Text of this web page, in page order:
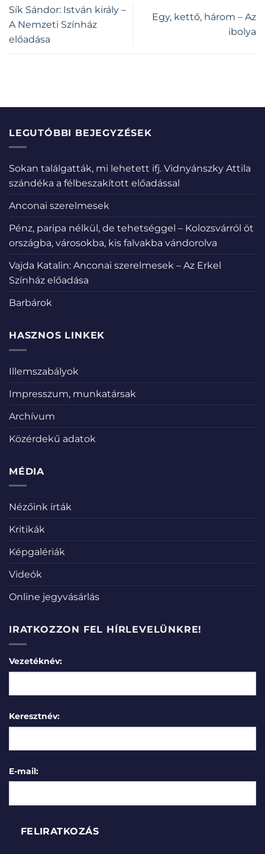
Sík Sándor: István király –
A Nemzeti Színház
előadása
Egy, kettő, három – Az
ibolya
LEGUTÓBBI BEJEGYZÉSEK
Sokan találgatták, mi lehetett ifj. Vidnyánszky Attila
szándéka a félbeszakított előadással
Anconai szerelmesek
Pénz, paripa nélkül, de tehetséggel – Kolozsvárról öt
országba, városokba, kis falvakba vándorolva
Vajda Katalin: Anconai szerelmesek – Az Erkel
Színház előadása
Barbárok
HASZNOS LINKEK
Illemszabályok
Impresszum, munkatársak
Archívum
Közérdekű adatok
MÉDIA
Nézőink írták
Kritikák
Képgalériák
Videók
Online jegyvásárlás
IRATKOZZON FEL HÍRLEVELÜNKRE!
Vezetéknév:
Keresztnév:
E-mail: